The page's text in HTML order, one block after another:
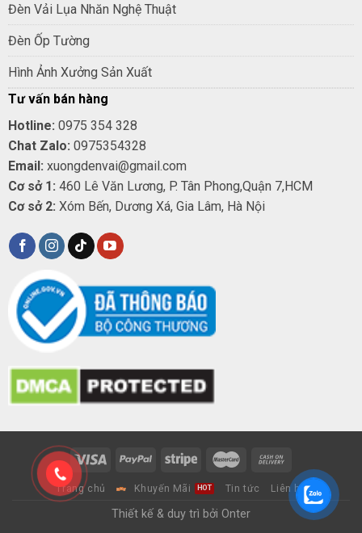
Đèn Vải Lụa Nhăn Nghệ Thuật
Đèn Ốp Tường
Hình Ảnh Xưởng Sản Xuất
Tư vấn bán hàng
Hotline: 0975 354 328
Chat Zalo: 0975354328
Email: xuongdenvai@gmail.com
Cơ sở 1: 460 Lê Văn Lương, P. Tân Phong,Quận 7,HCM
Cơ sở 2: Xóm Bến, Dương Xá, Gia Lâm, Hà Nội
Trang chủ Khuyến Mãi Tin tức Liên hệ
Thiết kế & duy trì bởi Onter